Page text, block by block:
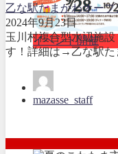
イベント開催
乙な駅たまかわオー
2024年9月23日
玉川村複合型水辺施
す！詳細は→乙な駅た
mazasse_staff